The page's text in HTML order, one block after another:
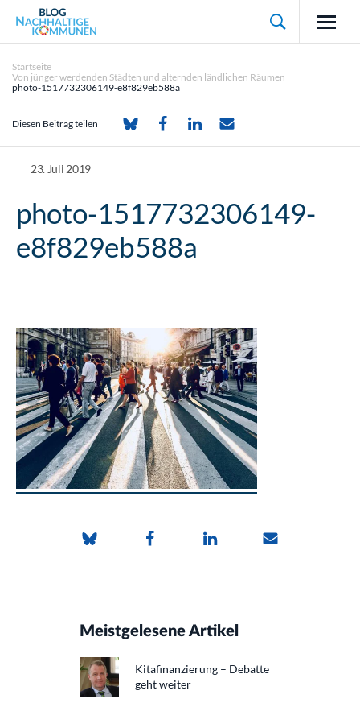

Startseite
Von jünger werdenden Städten und alternden ländlichen Räumen
photo-1517732306149-e8f829eb588a
Diesen Beitrag teilen
23. Juli 2019
photo-1517732306149-
e8f829eb588a
Meistgelesene Artikel
Kitafinanzierung – Debatte
geht weiter